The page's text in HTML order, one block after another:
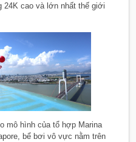
24K cao và lớn nhất thế giới
mô hình của tổ hợp Marina
bể bơi vô vực nằm trên